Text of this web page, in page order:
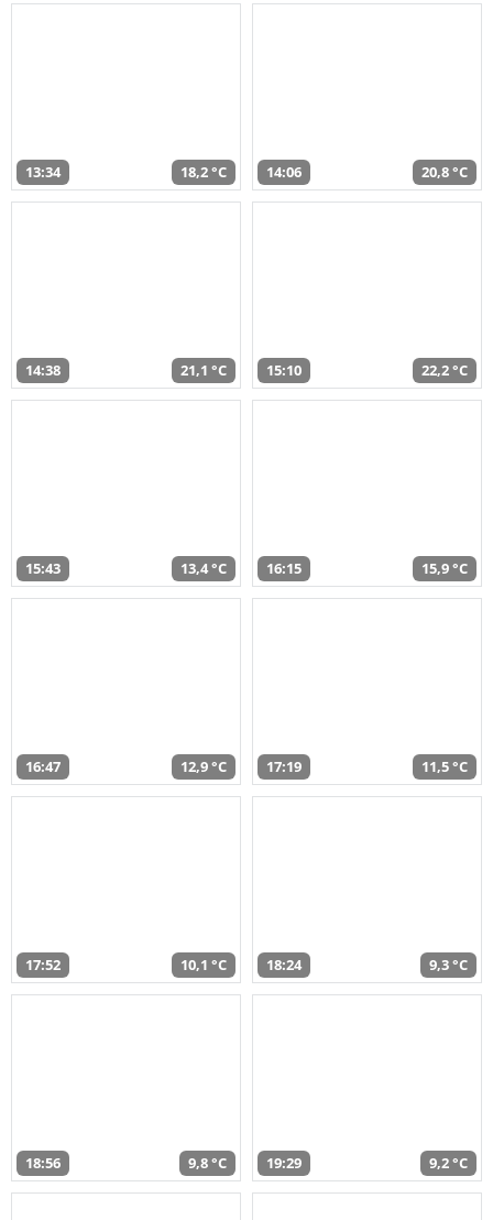
13:34 18,2 °C 14:06 20,8 °C
14:38 21,1 °C 15:10 22,2 °C
15:43 13,4 °C 16:15 15,9 °C
16:47 12,9 °C 17:19 11,5 °C
17:52 10,1 °C 18:24 9,3 °C
18:56 9,8 °C 19:29 9,2 °C